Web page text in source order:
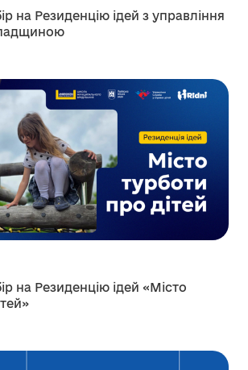
на Резиденцію ідей з управління
на Резиденцію ідей «Місто